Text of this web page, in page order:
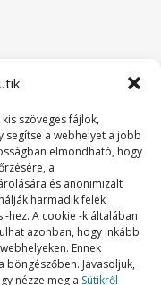
szöveges fájlok,
segítse a webhelyet a jobb
elmondható, hogy
a
és anonimizált
harmadik felek
hez. A cookie -k általában
azonban, hogy inkább
Ennek
Javasoljuk,
nézze meg a Sütikről